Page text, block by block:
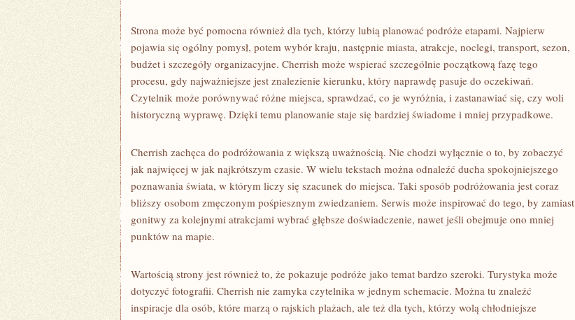
Strona może być pomocna również dla tych, którzy lubią planować podróże etapami. Najpierw
pojawia się ogólny pomysł, potem wybór kraju, następnie miasta, atrakcje, noclegi, transport, sezon,
budżet i szczegóły organizacyjne. Cherrish może wspierać szczególnie początkową fazę tego
procesu, gdy najważniejsze jest znalezienie kierunku, który naprawdę pasuje do oczekiwań.
Czytelnik może porównywać różne miejsca, sprawdzać, co je wyróżnia, i zastanawiać się, czy woli
historyczną wyprawę. Dzięki temu planowanie staje się bardziej świadome i mniej przypadkowe.
Cherrish zachęca do podróżowania z większą uważnością. Nie chodzi wyłącznie o to, by zobaczyć
jak najwięcej w jak najkrótszym czasie. W wielu tekstach można odnaleźć ducha spokojniejszego
poznawania świata, w którym liczy się szacunek do miejsca. Taki sposób podróżowania jest coraz
bliższy osobom zmęczonym pośpiesznym zwiedzaniem. Serwis może inspirować do tego, by zamiast
gonitwy za kolejnymi atrakcjami wybrać głębsze doświadczenie, nawet jeśli obejmuje ono mniej
punktów na mapie.
Wartością strony jest również to, że pokazuje podróże jako temat bardzo szeroki. Turystyka może
dotyczyć fotografii. Cherrish nie zamyka czytelnika w jednym schemacie. Można tu znaleźć
inspiracje dla osób, które marzą o rajskich plażach, ale też dla tych, którzy wolą chłodniejsze